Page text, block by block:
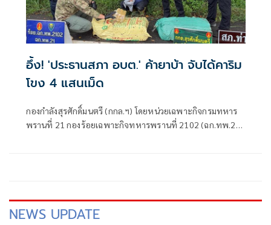
อึ้ง! 'ประธานสภา อบต.' ค้ายาบ้า จับได้คาริม
โขง 4 แสนเม็ด
กองกำลังสุรศักดิ์มนตรี (กกล.ฯ) โดยหน่วยเฉพาะกิจกรมทหาร
พรานที่ 21 กองร้อยเฉพาะกิจทหารพรานที่ 2102 (ฉก.ทพ.21
NEWS UPDATE